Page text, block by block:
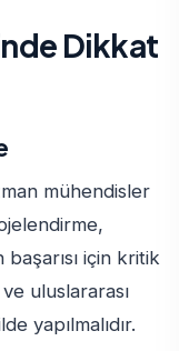
Dikkat
mühendisler
için kritik
uluslararası
yapılmalıdır.